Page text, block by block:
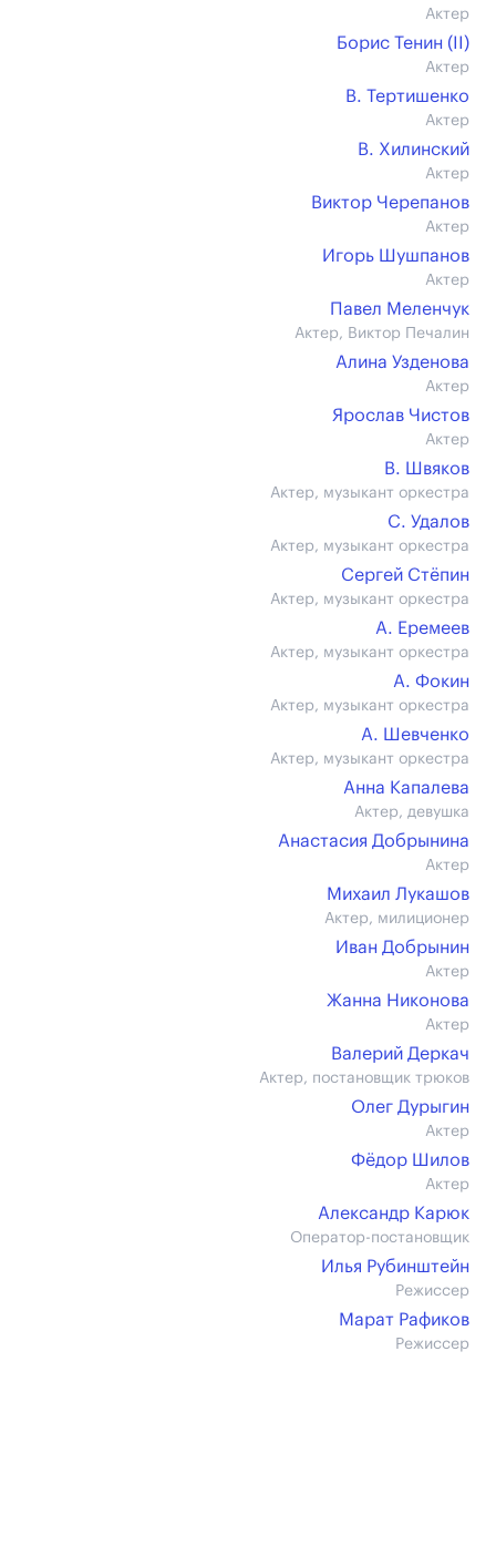
Актер
Борис Тенин (II)
Актер
В. Тертишенко
Актер
В. Хилинский
Актер
Виктор Черепанов
Актер
Игорь Шушпанов
Актер
Павел Меленчук
Актер, Виктор Печалин
Алина Узденова
Актер
Ярослав Чистов
Актер
В. Швяков
Актер, музыкант оркестра
С. Удалов
Актер, музыкант оркестра
Сергей Стёпин
Актер, музыкант оркестра
А. Еремеев
Актер, музыкант оркестра
А. Фокин
Актер, музыкант оркестра
А. Шевченко
Актер, музыкант оркестра
Анна Капалева
Актер, девушка
Анастасия Добрынина
Актер
Михаил Лукашов
Актер, милиционер
Иван Добрынин
Актер
Жанна Никонова
Актер
Валерий Деркач
Актер, постановщик трюков
Олег Дурыгин
Актер
Фёдор Шилов
Актер
Александр Карюк
Оператор-постановщик
Илья Рубинштейн
Режиссер
Марат Рафиков
Режиссер